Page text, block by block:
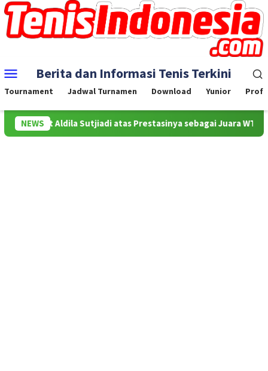
Skip
to
content
Mobile
Menu
Berita dan Informasi Tenis Terkini
Tournament Jadwal Turnamen Download Yunior
NEWS
Aldila Sutjiadi atas Prestasinya sebagai Juara WTA 500